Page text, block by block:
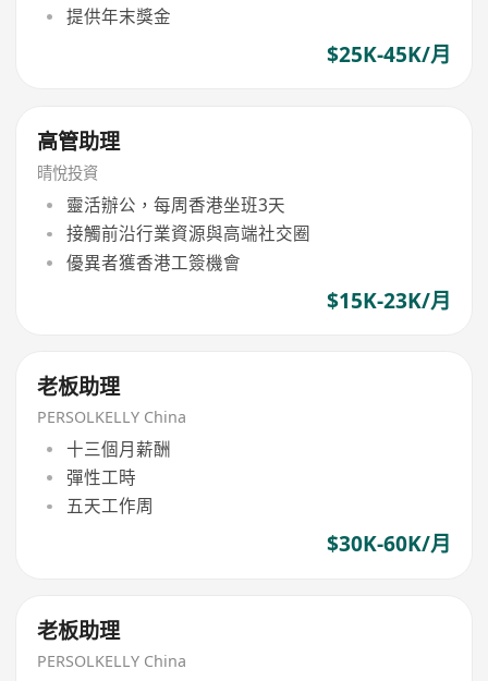
提供年末獎金
$25K-45K/月
高管助理
晴悅投資
靈活辦公，每周香港坐班3天
接觸前沿行業資源與高端社交圈
優異者獲香港工簽機會
$15K-23K/月
老板助理
PERSOLKELLY China
十三個月薪酬
彈性工時
五天工作周
$30K-60K/月
老板助理
PERSOLKELLY China